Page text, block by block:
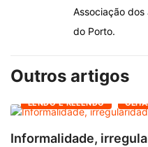
Associação
do Porto.
Outros artigos
LENDO E RELENDO
Informalidade,